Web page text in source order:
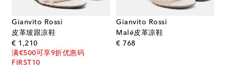
Gianvito Rossi
皮革坡跟凉鞋
€ 1,210original price
满€500可享9折优惠码
FIRST10
Gianvito Rossi
Malé皮革凉鞋
€ 768original price